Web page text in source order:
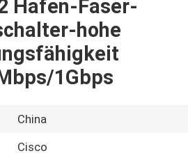
Hafen-Faser-
hohe
1Gbps
China
Cisco